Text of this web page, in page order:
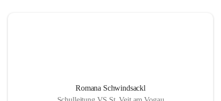
Romana Schwindsackl